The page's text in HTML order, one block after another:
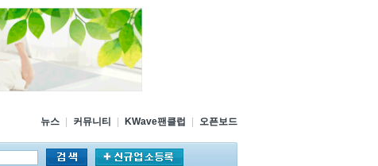
뉴스 커뮤니티 KWave팬클럽 오픈보드